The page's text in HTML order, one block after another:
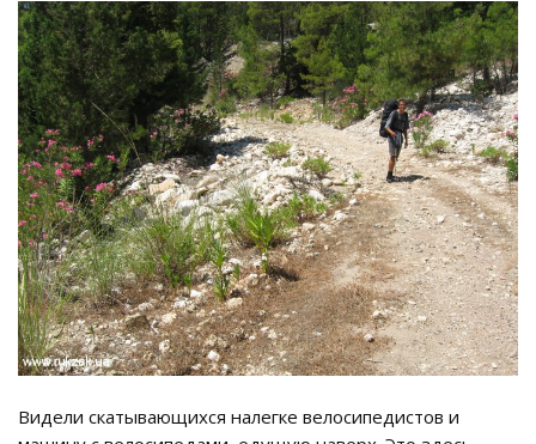
Видели скатывающихся налегке велосипедистов и